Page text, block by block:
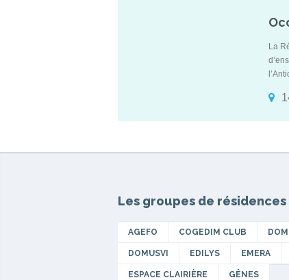
La
Les groupes de résidences
AGEFO COGEDIM CLUB
DOMUSVI EDILYS EMERA
ESPACE CLAIRIÈRE GÊNES